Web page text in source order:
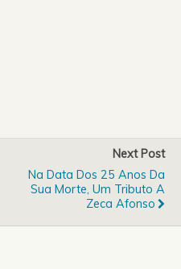
Next Post
Na Data Dos 25 Anos Da
Sua Morte, Um Tributo A
Zeca Afonso